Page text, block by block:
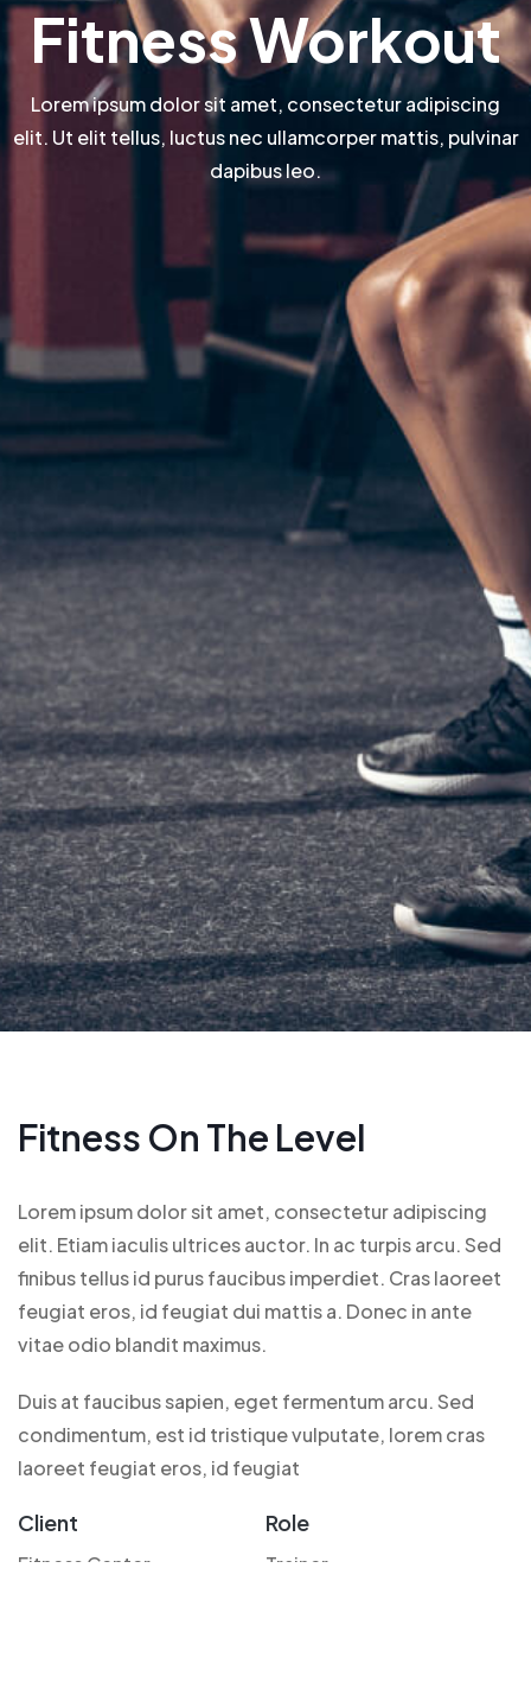
Fitness Workout
Lorem ipsum dolor sit amet, consectetur adipiscing
elit. Ut elit tellus, luctus nec ullamcorper mattis, pulvinar
dapibus leo.
Fitness On The Level
Lorem ipsum dolor sit amet, consectetur adipiscing
elit. Etiam iaculis ultrices auctor. In ac turpis arcu. Sed
finibus tellus id purus faucibus imperdiet. Cras laoreet
feugiat eros, id feugiat dui mattis a. Donec in ante
vitae odio blandit maximus.
Duis at faucibus sapien, eget fermentum arcu. Sed
condimentum, est id tristique vulputate, lorem cras
laoreet feugiat eros, id feugiat
Client
Fitness Center
Role
Trainer